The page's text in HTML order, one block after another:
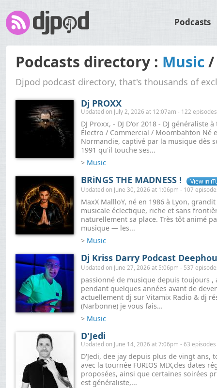
Podcasts
Podcasts directory : Music
Djpod podcast directory, that's thousands of
Dj PROXX
Updated on July 2, 2026 at 12:07am - 122 episodes
DJ Proxx, - DJ D'or 2018 - DJ généraliste
Électro / Commercial / Moombahton Né
Normandie, captivé par la musique dès
1991 qu'il touche ses...
> Music
BRiNGS THE MADNESS ! View in
Updated on June 30, 2026 at 1:06pm - 107
MaxX MallloY, né en 1986 à Lyon,
musicale éclectique, riche et sans
naturellement sa place. Très tôt animé
musique — les...
> Music
Dj Kriss Darry Podcast
Updated on June 27, 2026 at 5:06pm - 537
passionné de musique depuis toujours
pendant quelques années avant de
actuellement dj sur Vitamix Radio & dj
(Narbonne) je vous fais...
> Music
D'Jedi
Updated on June 14, 2026 at 7:06pm - 63 episodes
D'Jedi, dee jay depuis plus de vingt ans,
avec la tournée FURIOS MIX,des dates
proposées, ainsi que certaines soirées
est généraliste,...